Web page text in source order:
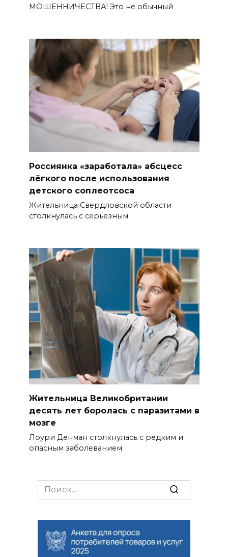
МОШЕННИЧЕСТВА! Это не обычный
Россиянка «заработала» абсцесс
лёгкого после использования
детского соплеотсоса
Жительница Свердловской области
столкнулась с серьёзным
Жительница Великобритании
десять лет боролась с паразитами в
мозге
Лоури Денман столкнулась с редким и
опасным заболеванием
Search
for: